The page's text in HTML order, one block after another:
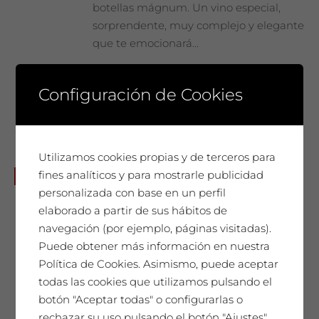
botellas mágnum. Un vino especial,
sorprendente, muy complejo y elegante
que te emocionará…
No disponible Joan Brossa
65,00€
SAÓ EXPRESSIU 2011
Un homenaje único. Nuestro mejor
vino, cada año seleccionado y
Configuración de Cookies
Utilizamos cookies propias y de terceros para
fines analíticos y para mostrarle publicidad
personalizada con base en un perfil
elaborado a partir de sus hábitos de
navegación (por ejemplo, páginas visitadas).
Puede obtener más información en nuestra
Política de Cookies. Asimismo, puede aceptar
todas las cookies que utilizamos pulsando el
botón "Aceptar todas" o configurarlas o